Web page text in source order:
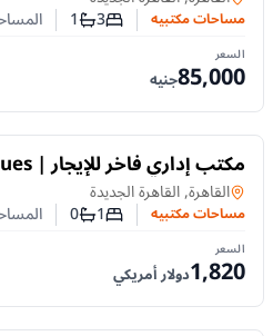
مساحات مكتبيه عدد غرف النوم
3عدد الحمامات
1
السعر
85,000جنيه
للايجار
الخامس 52 متر
مساحات مكتبيهفي
القاهرة, القاهرة الجديدة
مساحات مكتبيه عدد غرف النوم
1عدد الحمامات
0
السعر
1,820دولار أمريكي